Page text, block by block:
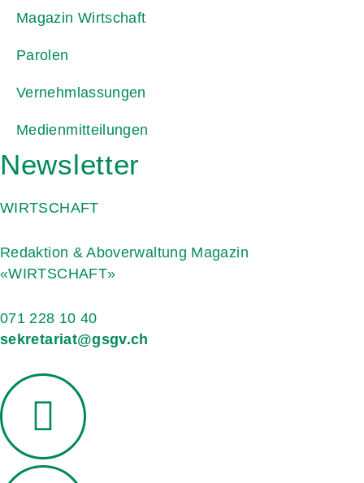
Magazin Wirtschaft
Parolen
Vernehmlassungen
Medienmitteilungen
Newsletter
WIRTSCHAFT
Redaktion & Aboverwaltung Magazin
«WIRTSCHAFT»
071 228 10 40
sekretariat@gsgv.ch